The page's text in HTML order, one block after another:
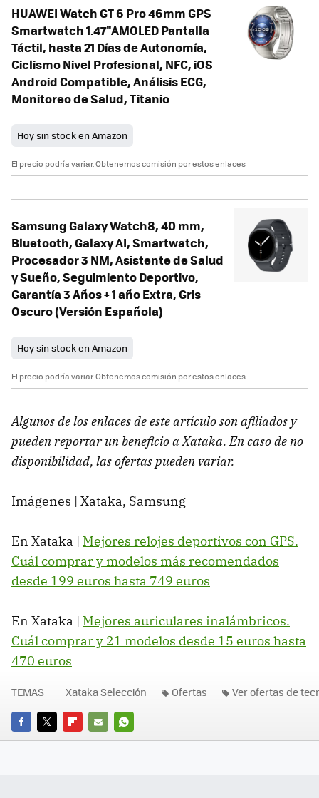
HUAWEI Watch GT 6 Pro 46mm GPS
Smartwatch 1.47''AMOLED Pantalla
Táctil, hasta 21 Días de Autonomía,
Ciclismo Nivel Profesional, NFC, iOS
Android Compatible, Análisis ECG,
Monitoreo de Salud, Titanio
Hoy sin stock en Amazon
El precio podría variar. Obtenemos comisión por estos enlaces
Samsung Galaxy Watch8, 40 mm,
Bluetooth, Galaxy AI, Smartwatch,
Procesador 3 NM, Asistente de Salud
y Sueño, Seguimiento Deportivo,
Garantía 3 Años + 1 año Extra, Gris
Oscuro (Versión Española)
Hoy sin stock en Amazon
El precio podría variar. Obtenemos comisión por estos enlaces
Algunos de los enlaces de este artículo son afiliados y
pueden reportar un beneficio a Xataka. En caso de no
disponibilidad, las ofertas pueden variar.
Imágenes | Xataka, Samsung
En Xataka | Mejores relojes deportivos con GPS.
Cuál comprar y modelos más recomendados
desde 199 euros hasta 749 euros
En Xataka | Mejores auriculares inalámbricos.
Cuál comprar y 21 modelos desde 15 euros hasta
470 euros
FACEBOOK
TWITTERFLIPBOARD
E-
WHATSAPP
TEMAS Xataka Selección Ofertas Ver ofertas de